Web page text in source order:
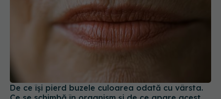
De ce își pierd buzele culoarea odată cu vârsta.
Ce se schimbă în organism și de ce apare acest
fenomen